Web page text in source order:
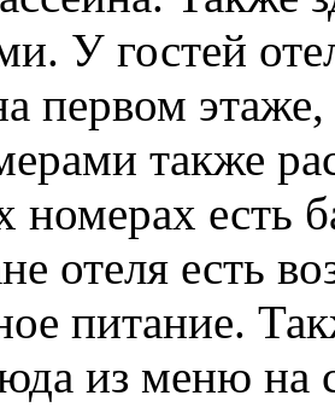
У гостей
первом
также
номерах есть
отеля есть
питание.
из меню на